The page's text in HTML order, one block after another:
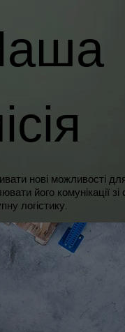
нові можливості
його комунікації
логістику.